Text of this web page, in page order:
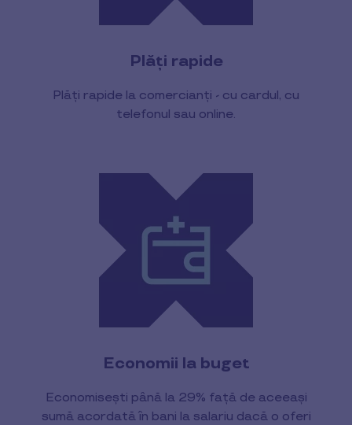
Plăți rapide
Plăți rapide la comercianți - cu cardul, cu
telefonul sau online.
Economii la buget
Economisești până la 29% față de aceeași
sumă acordată în bani la salariu dacă o oferi